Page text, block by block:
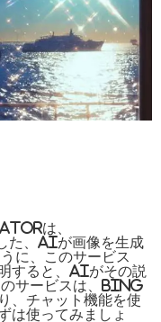
は、
、AIが画像を生成
に、このサービス
すると、AIがその説
のサービスは、Bing
、チャット機能を使
は使ってみましょ